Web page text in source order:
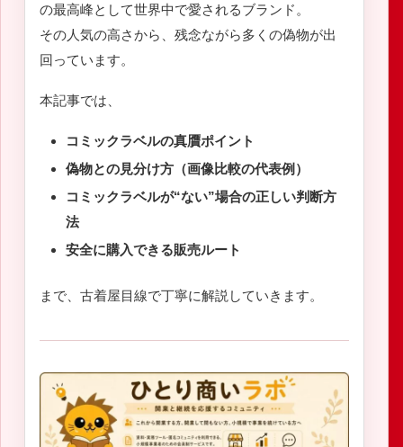
の最高峰として世界中で愛されるブランド。
その人気の高さから、残念ながら多くの偽物が出
回っています。
本記事では、
コミックラベルの真贋ポイント
偽物との見分け方（画像比較の代表例）
コミックラベルが“ない”場合の正しい判断方
法
安全に購入できる販売ルート
まで、古着屋目線で丁寧に解説していきます。